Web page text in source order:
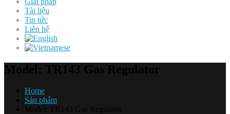
Tài liệu
Tin tức
Liên hệ
Home
Sản phẩm